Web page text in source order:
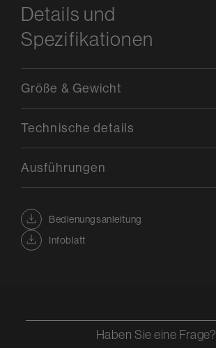
Details und
Spezifikationen
Bedienungsanleitung
Infoblatt
Größe & Gewicht
Technische details
Ausführungen
Haben Sie eine Frage?